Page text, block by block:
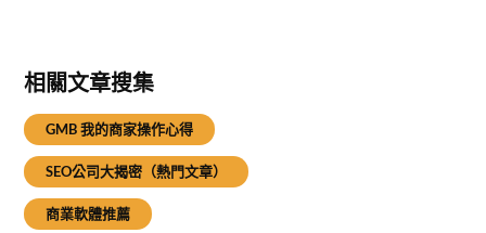
相關文章搜集
GMB 我的商家操作心得
SEO公司大揭密（熱門文章）
商業軟體推薦